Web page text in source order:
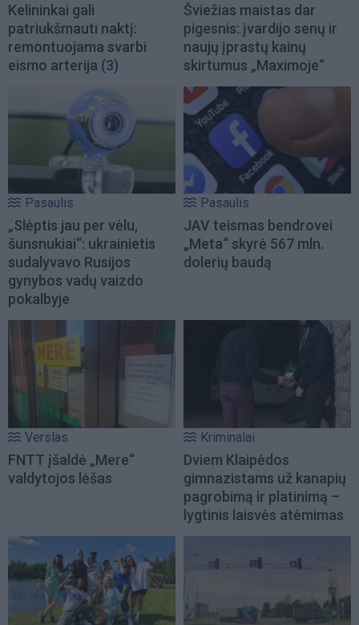
Kelininkai gali
patriukšmauti naktį:
remontuojama svarbi
eismo arterija (3)
Šviežias maistas dar
pigesnis: įvardijo senų ir
naujų įprastų kainų
skirtumus „Maximoje“
Pasaulis
„Slėptis jau per vėlu,
šunsnukiai“: ukrainietis
sudalyvavo Rusijos
gynybos vadų vaizdo
pokalbyje
Pasaulis
JAV teismas bendrovei
„Meta“ skyrė 567 mln.
dolerių baudą
Verslas
FNTT įšaldė „Mere“
valdytojos lėšas
Kriminalai
Dviem Klaipėdos
gimnazistams už kanapių
pagrobimą ir platinimą –
lygtinis laisvės atėmimas